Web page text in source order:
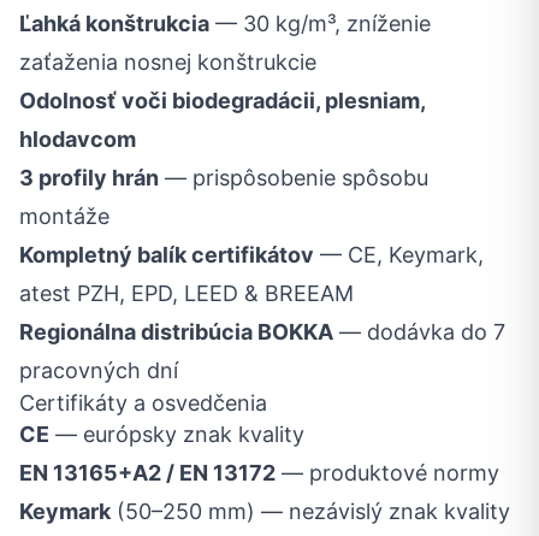
Ľahká konštrukcia — 30 kg/m³, zníženie
zaťaženia nosnej konštrukcie
Odolnosť voči biodegradácii, plesniam,
hlodavcom
3 profily hrán — prispôsobenie spôsobu
montáže
Kompletný balík certifikátov — CE, Keymark,
atest PZH, EPD, LEED & BREEAM
Regionálna distribúcia BOKKA — dodávka do 7
pracovných dní
Certifikáty a osvedčenia
CE — európsky znak kvality
EN 13165+A2 / EN 13172 — produktové normy
Keymark(50–250 mm) — nezávislý znak kvality